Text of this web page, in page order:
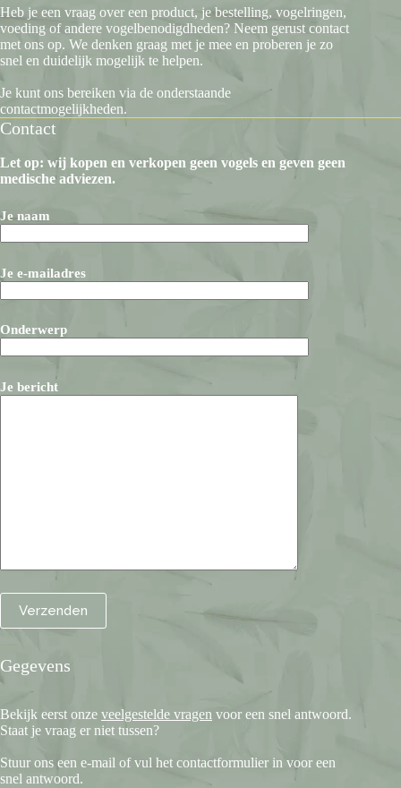
Heb je een vraag over een product, je bestelling, vogelringen,
voeding of andere vogelbenodigdheden? Neem gerust contact
met ons op. We denken graag met je mee en proberen je zo
snel en duidelijk mogelijk te helpen.
Je kunt ons bereiken via de onderstaande
contactmogelijkheden.
Contact
Let op: wij kopen en verkopen geen vogels en geven geen
medische adviezen.
Je naam
Je e-mailadres
Onderwerp
Je bericht
Gegevens
Bekijk eerst onze veelgestelde vragen voor een snel antwoord.
Staat je vraag er niet tussen?
Stuur ons een e-mail of vul het contactformulier in voor een
snel antwoord.